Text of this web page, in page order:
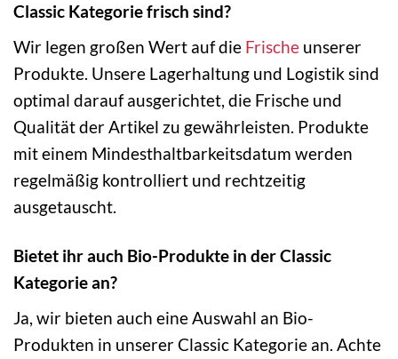
Classic Kategorie frisch sind?
Wir legen großen Wert auf die Frische unserer
Produkte. Unsere Lagerhaltung und Logistik sind
optimal darauf ausgerichtet, die Frische und
Qualität der Artikel zu gewährleisten. Produkte
mit einem Mindesthaltbarkeitsdatum werden
regelmäßig kontrolliert und rechtzeitig
ausgetauscht.
Bietet ihr auch Bio-Produkte in der Classic
Kategorie an?
Ja, wir bieten auch eine Auswahl an Bio-
Produkten in unserer Classic Kategorie an. Achte